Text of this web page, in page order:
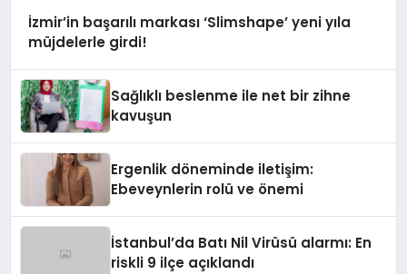
İzmir’in başarılı markası ‘Slimshape’ yeni yıla
müjdelerle girdi!
Sağlıklı beslenme ile net bir zihne
kavuşun
Ergenlik döneminde iletişim:
Ebeveynlerin rolü ve önemi
İstanbul’da Batı Nil Virüsü alarmı: En
riskli 9 ilçe açıklandı